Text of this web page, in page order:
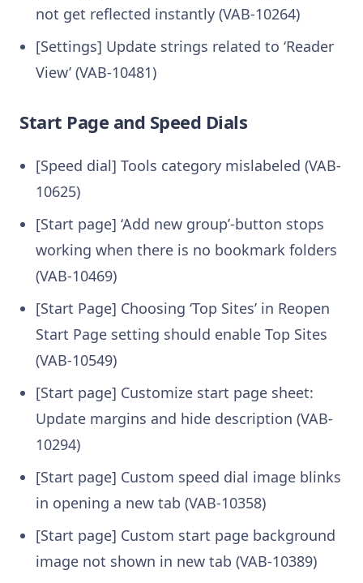
not get reflected instantly (VAB-10264)
[Settings] Update strings related to ‘Reader
View’ (VAB-10481)
Start Page and Speed Dials
[Speed dial] Tools category mislabeled (VAB-
10625)
[Start page] ‘Add new group’-button stops
working when there is no bookmark folders
(VAB-10469)
[Start Page] Choosing ‘Top Sites’ in Reopen
Start Page setting should enable Top Sites
(VAB-10549)
[Start page] Customize start page sheet:
Update margins and hide description (VAB-
10294)
[Start page] Custom speed dial image blinks
in opening a new tab (VAB-10358)
[Start page] Custom start page background
image not shown in new tab (VAB-10389)